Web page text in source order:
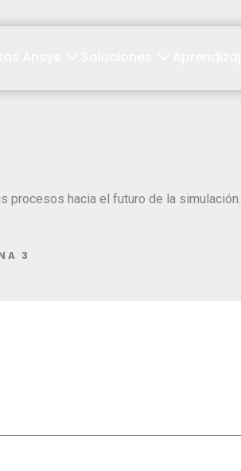
procesos hacia el futuro de la simulación.
3